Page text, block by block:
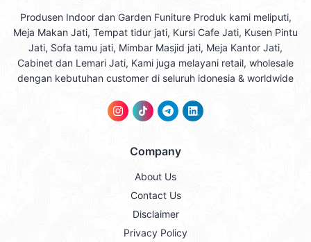
Produsen Indoor dan Garden Funiture Produk kami meliputi,
Meja Makan Jati, Tempat tidur jati, Kursi Cafe Jati, Kusen Pintu
Jati, Sofa tamu jati, Mimbar Masjid jati, Meja Kantor Jati,
Cabinet dan Lemari Jati, Kami juga melayani retail, wholesale
dengan kebutuhan customer di seluruh idonesia & worldwide
Company
About Us
Contact Us
Disclaimer
Privacy Policy